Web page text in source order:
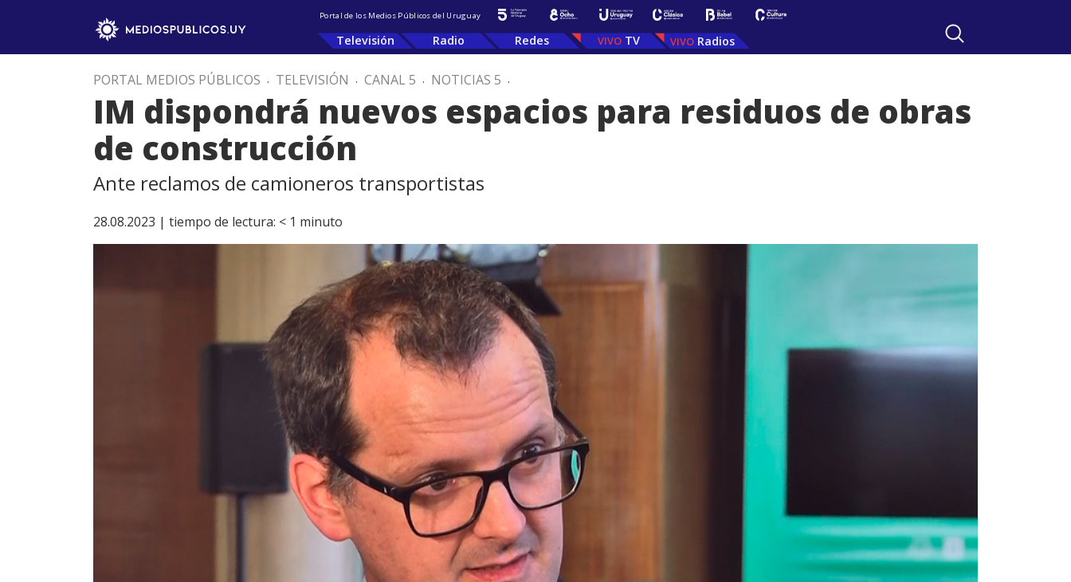
Portal de los Medios Públicos del Uruguay
Televisión Radio Redes TV Radios
PORTAL MEDIOS PÚBLICOS . TELEVISIÓN . CANAL 5 . NOTICIAS 5 .
IM dispondrá nuevos espacios para residuos de obras
de construcción
Ante reclamos de camioneros transportistas
28.08.2023 | tiempo de lectura: < 1 minuto